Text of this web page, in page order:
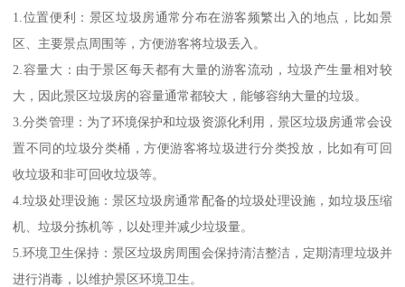
1.位置便利：景区垃圾房通常分布在游客频繁出入的地点，比如景
区、主要景点周围等，方便游客将垃圾丢入。
2.容量大：由于景区每天都有大量的游客流动，垃圾产生量相对较
大，因此景区垃圾房的容量通常都较大，能够容纳大量的垃圾。
3.分类管理：为了环境保护和垃圾资源化利用，景区垃圾房通常会设
置不同的垃圾分类桶，方便游客将垃圾进行分类投放，比如有可回
收垃圾和非可回收垃圾等。
4.垃圾处理设施：景区垃圾房通常配备的垃圾处理设施，如垃圾压缩
机、垃圾分拣机等，以处理并减少垃圾量。
5.环境卫生保持：景区垃圾房周围会保持清洁整洁，定期清理垃圾并
进行消毒，以维护景区环境卫生。